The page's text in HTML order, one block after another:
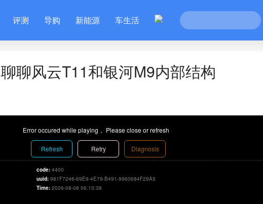
评测 导购 新能源 车生活
聊风云T11和银河M9内部结构
Error occured while playing， Please close or refresh
Refresh Retry Diagnosis
code: 4400
uuid: 981F7246-69E9-4E79-B491-9960684F29A5
Time: 2026-08-08 06:15:38